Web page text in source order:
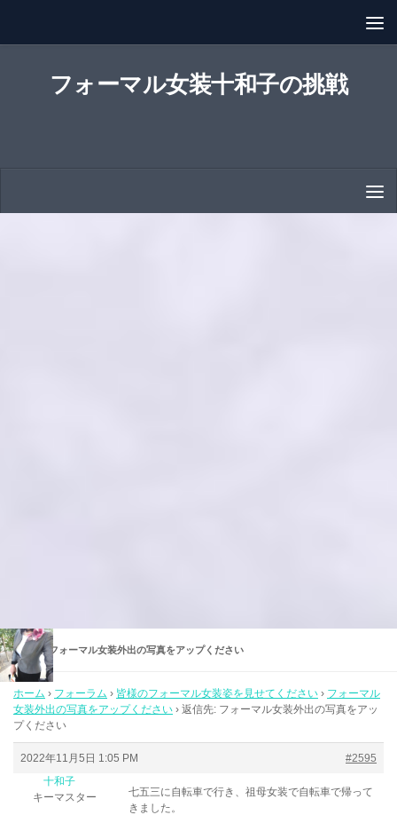
フォーマル女装十和子の挑戦
返信先: フォーマル女装外出の写真をアップください
ホーム › フォーラム › 皆様のフォーマル女装姿を見せてください › フォーマル
女装外出の写真をアップください › 返信先: フォーマル女装外出の写真をアッ
プください
2022年11月5日 1:05 PM
#2595
十和子
キーマスター
七五三に自転車で行き、祖母女装で自転車で帰って
きました。